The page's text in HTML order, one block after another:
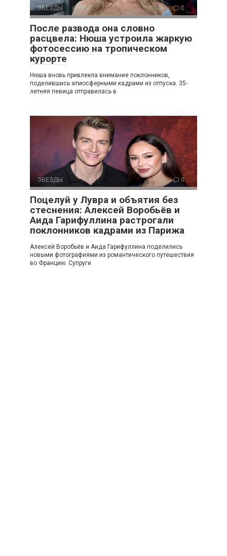
ЗВЕЗДЫ 0
После развода она словно
расцвела: Нюша устроила жаркую
фотосессию на тропическом
курорте
Нюша вновь привлекла внимание поклонников,
поделившись атмосферными кадрами из отпуска. 35-
летняя певица отправилась в
ЗВЕЗДЫ 0
Поцелуй у Лувра и объятия без
стеснения: Алексей Воробьёв и
Аида Гарифуллина растрогали
поклонников кадрами из Парижа
Алексей Воробьёв и Аида Гарифуллина поделились
новыми фотографиями из романтического путешествия
во Францию. Супруги